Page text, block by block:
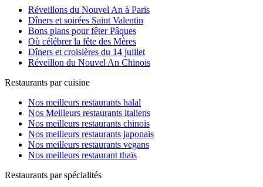
Réveillons du Nouvel An à Paris
Dîners et soirées Saint Valentin
Bons plans pour fêter Pâques
Où célébrer la fête des Mères
Dîners et croisières du 14 juillet
Réveillon du Nouvel An Chinois
Restaurants par cuisine
Nos meilleurs restaurants halal
Nos Meilleurs restaurants italiens
Nos meilleurs restaurants chinois
Nos meilleurs restaurants japonais
Nos meilleurs restaurants vegans
Nos meilleurs restaurant thaïs
Restaurants par spécialités